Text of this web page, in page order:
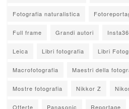
Fotografia naturalistica
Full frame Grandi autori
Leica Libri fotografia Libri
Macrofotografia Maestri della
Mostre fotografia Nikkor Z
Offerte Panasonic Reportage